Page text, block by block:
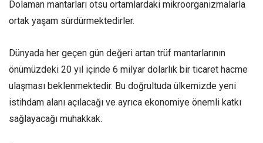
Dolaman mantarları otsu ortamlardaki mikroorganizmalarla
ortak yaşam sürdürmektedirler.
Dünyada her geçen gün değeri artan trüf mantarlarının
önümüzdeki 20 yıl içinde 6 milyar dolarlık bir ticaret hacme
ulaşması beklenmektedir. Bu doğrultuda ülkemizde yeni
istihdam alanı açılacağı ve ayrıca ekonomiye önemli katkı
sağlayacağı muhakkak.